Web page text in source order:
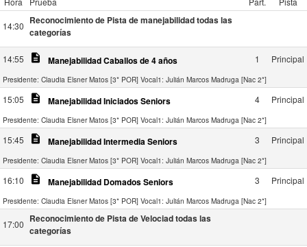
14:30 Reconocimiento de Pista de manejabilidad todas las
categorías
14:55 description Manejabilidad Caballos de 4 años 1 Principal
Presidente: Claudia Elsner Matos [3* POR] Vocal1: Julián Marcos Madruga [Nac 2*]
15:05 description Manejabilidad Iniciados Seniors 4 Principal
Presidente: Claudia Elsner Matos [3* POR] Vocal1: Julián Marcos Madruga [Nac 2*]
15:45 description Manejabilidad Intermedia Seniors 3 Principal
Presidente: Claudia Elsner Matos [3* POR] Vocal1: Julián Marcos Madruga [Nac 2*]
16:10 description Manejabilidad Domados Seniors 3 Principal
Presidente: Claudia Elsner Matos [3* POR] Vocal1: Julián Marcos Madruga [Nac 2*]
17:00 Reconocimiento de Pista de Velociad todas las
categorías